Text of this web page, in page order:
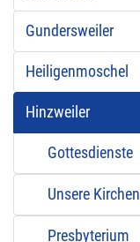
Gundersweiler
Heiligenmoschel
Hinzweiler
Gottesdienste
Unsere Kirchen
Presbyterium